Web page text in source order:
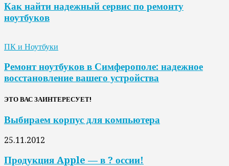
Как найти надежный сервис по ремонту
ноутбуков
ПК и Ноутбуки
Ремонт ноутбуков в Симферополе: надежное
восстановление вашего устройства
ЭТО ВАС ЗАИНТЕРЕСУЕТ!
Выбираем корпус для компьютера
25.11.2012
Продукция Apple — в ? оссии!